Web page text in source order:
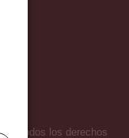
- Todos los derechos